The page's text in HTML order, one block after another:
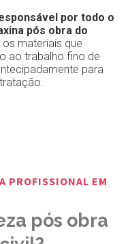
por todo o
pós obra do
materiais que
ao trabalho fino de
para
PROFISSIONAL EM
pós obra